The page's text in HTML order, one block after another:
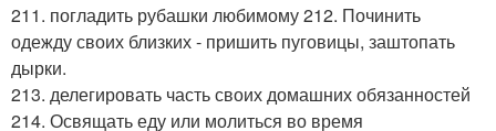
211. погладить рубашки любимому 212. Починить
одежду своих близких - пришить пуговицы, заштопать
дырки.
213. делегировать часть своих домашних обязанностей
214. Освящать еду или молиться во время